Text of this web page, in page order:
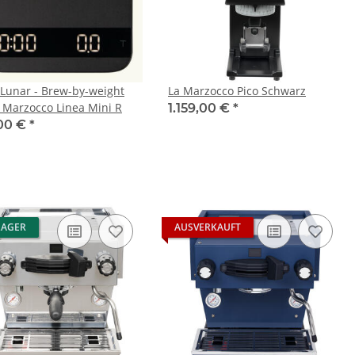
- Brew-by-weight
Linea Mini R
€ *
La Marzocco Pico Schwarz
1.159,00 € *
AUSVERKAUFT